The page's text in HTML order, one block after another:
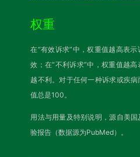
权重
在“有效诉求”中，权重值越高表
效；在“不利诉求”中，权重值越
越不利。对于任何一种诉求或疾
值总是100。
用法与用量及特别说明，源自美
验报告（数据源为PubMed）。